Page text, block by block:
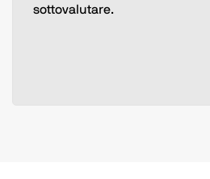
sottovalutare.